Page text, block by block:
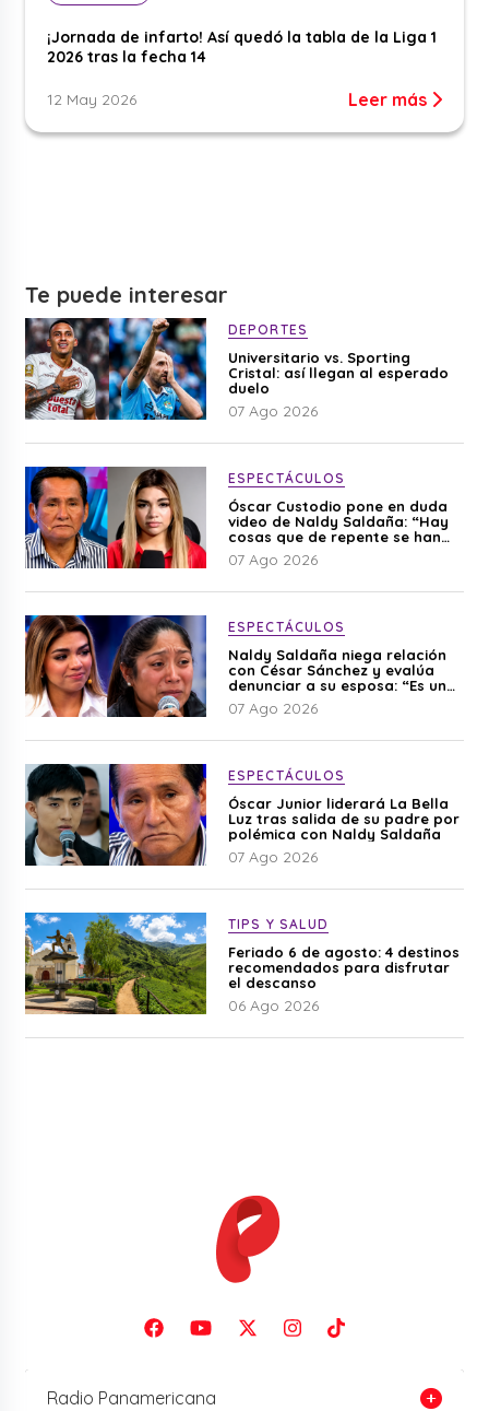
¡Jornada de infarto! Así quedó la tabla de la Liga 1
2026 tras la fecha 14
12 May 2026 Leer más
Te puede interesar
DEPORTES
Universitario vs. Sporting
Cristal: así llegan al esperado
duelo
07 Ago 2026
ESPECTÁCULOS
Óscar Custodio pone en duda
video de Naldy Saldaña: “Hay
cosas que de repente se han
editado”
07 Ago 2026
ESPECTÁCULOS
Naldy Saldaña niega relación
con César Sánchez y evalúa
denunciar a su esposa: “Es una
difamación”
07 Ago 2026
ESPECTÁCULOS
Óscar Junior liderará La Bella
Luz tras salida de su padre por
polémica con Naldy Saldaña
07 Ago 2026
TIPS Y SALUD
Feriado 6 de agosto: 4 destinos
recomendados para disfrutar
el descanso
06 Ago 2026
Radio Panamericana